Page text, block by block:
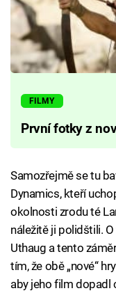
FILMY
První fotky z
Samozřejmě se tu
Dynamics, kteří
okolnosti zrodu té
náležitě ji polidštili.
Uthaug a tento
tím, že obě „nové“
aby jeho film dopadl